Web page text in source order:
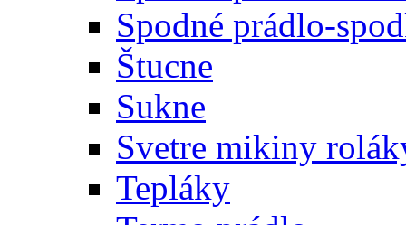
Spodné prádlo-
Štucne
Sukne
Svetre mikiny
Tepláky